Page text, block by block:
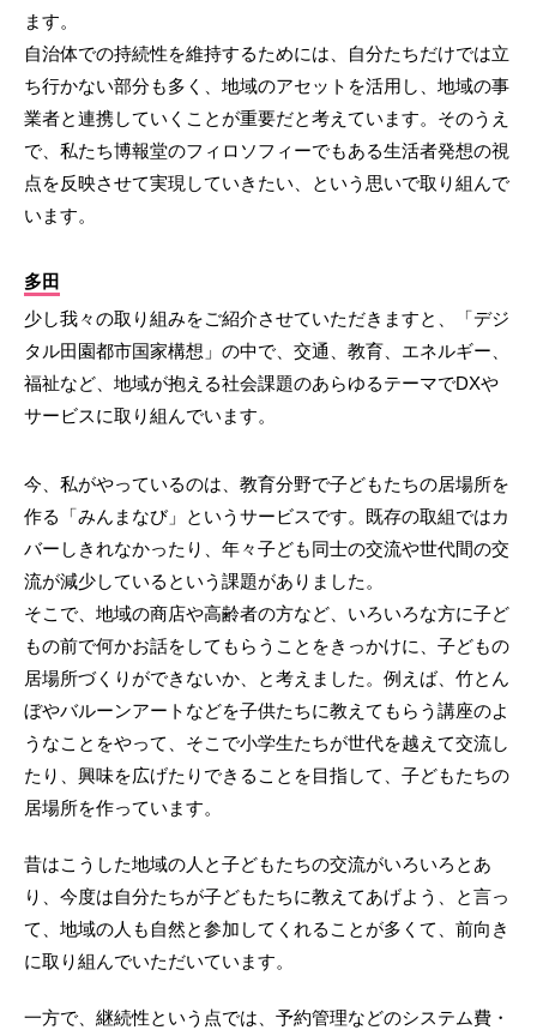
ます。
自治体での持続性を維持するためには、自分たちだけでは立
ち行かない部分も多く、地域のアセットを活用し、地域の事
業者と連携していくことが重要だと考えています。そのうえ
で、私たち博報堂のフィロソフィーでもある生活者発想の視
点を反映させて実現していきたい、という思いで取り組んで
います。
多田
少し我々の取り組みをご紹介させていただきますと、「デジ
タル田園都市国家構想」の中で、交通、教育、エネルギー、
福祉など、地域が抱える社会課題のあらゆるテーマでDXや
サービスに取り組んでいます。
今、私がやっているのは、教育分野で子どもたちの居場所を
作る「みんまなび」というサービスです。既存の取組ではカ
バーしきれなかったり、年々子ども同士の交流や世代間の交
流が減少しているという課題がありました。
そこで、地域の商店や高齢者の方など、いろいろな方に子ど
もの前で何かお話をしてもらうことをきっかけに、子どもの
居場所づくりができないか、と考えました。例えば、竹とん
ぼやバルーンアートなどを子供たちに教えてもらう講座のよ
うなことをやって、そこで小学生たちが世代を越えて交流し
たり、興味を広げたりできることを目指して、子どもたちの
居場所を作っています。
昔はこうした地域の人と子どもたちの交流がいろいろとあ
り、今度は自分たちが子どもたちに教えてあげよう、と言っ
て、地域の人も自然と参加してくれることが多くて、前向き
に取り組んでいただいています。
一方で、継続性という点では、予約管理などのシステム費・